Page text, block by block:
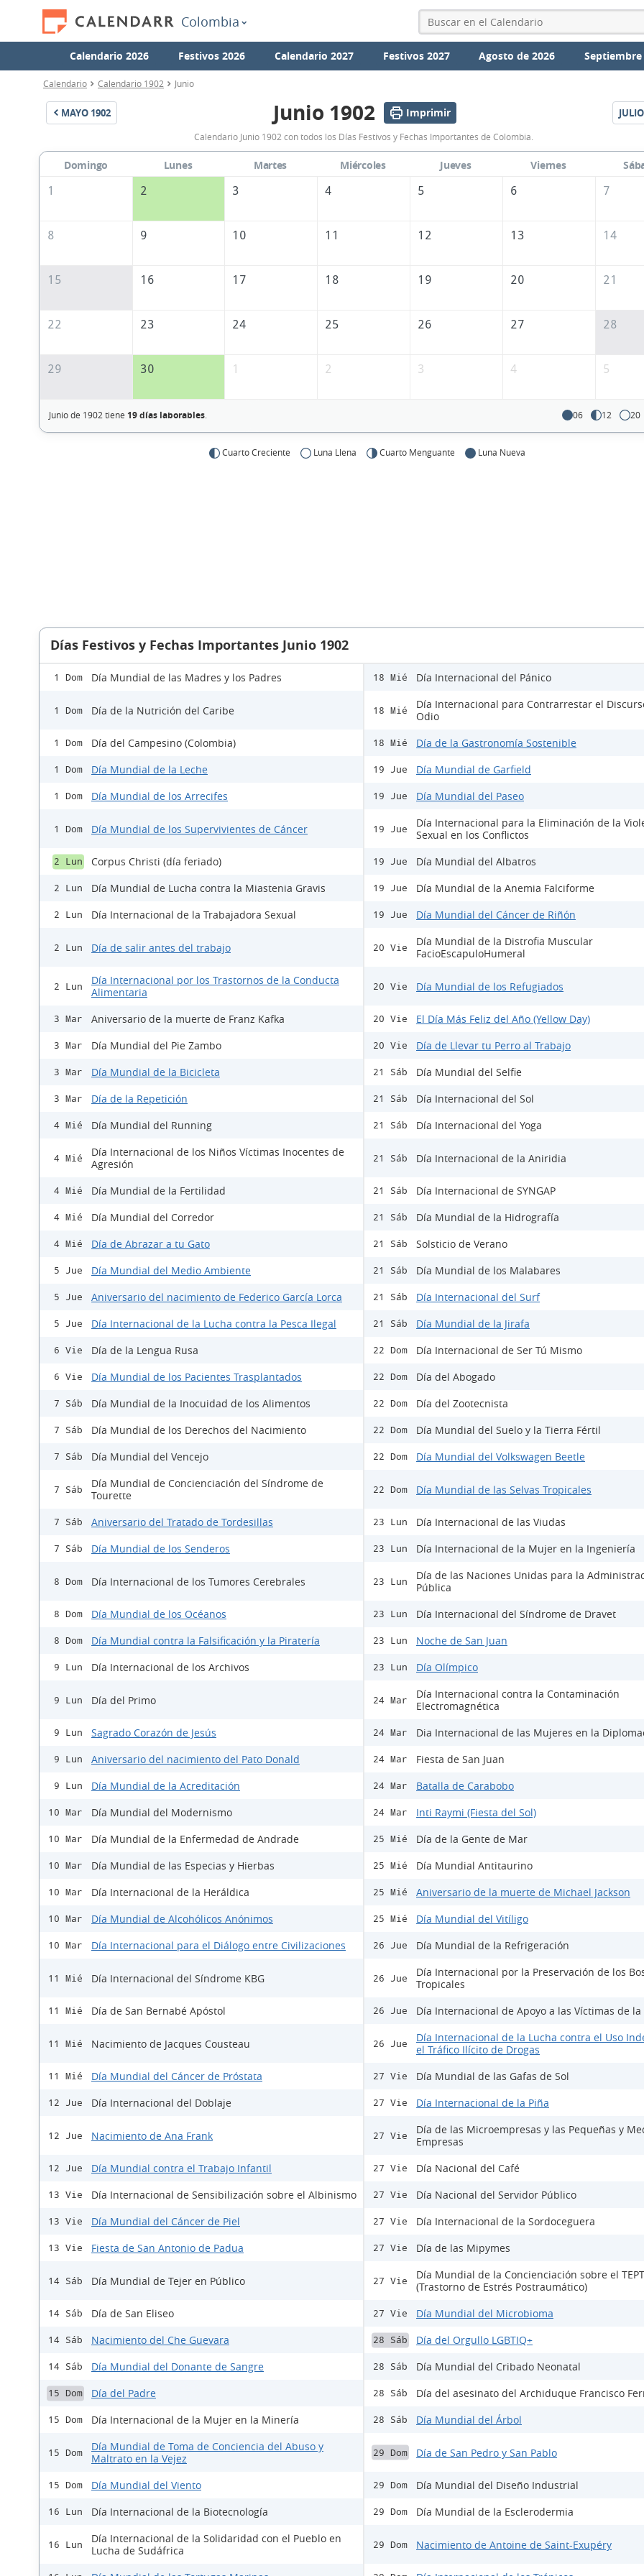
Colombia
Calendario 2026 Festivos 2026 Calendario 2027 Festivos 2027 Agosto de 2026 Septiembre
Calendario Calendario 1902 Junio
MAYO 1902
Calendario
Junio
1902
Colombia
Junio 1902 Imprimir JULIO
Calendario Junio 1902 con todos los Días Festivos y Fechas Importantes de Colombia.
Domingo Lunes Martes Miércoles Jueves Viernes
1
2 3 4 5 6 7
8 9 10 11 12 13 14
15 16 17 18 19 20 21
22 23 24 25 26 27 28
29 30 1 2 3 4 5
Junio de 1902 tiene 19 días laborables. 06 12 20
Cuarto Creciente Luna Llena Cuarto Menguante Luna Nueva
Días Festivos y Fechas Importantes Junio 1902
1 Dom Día Mundial de las Madres y los Padres
1 Dom Día de la Nutrición del Caribe
1 Dom Día del Campesino (Colombia)
1 Dom Día Mundial de la Leche
1 Dom Día Mundial de los Arrecifes
1 Dom Día Mundial de los Supervivientes de Cáncer
2 Lun Corpus Christi (día feriado)
2 Lun Día Mundial de Lucha contra la Miastenia Gravis
2 Lun Día Internacional de la Trabajadora Sexual
2 Lun Día de salir antes del trabajo
2 Lun
Día Internacional por los Trastornos de la Conducta
Alimentaria
3 Mar Aniversario de la muerte de Franz Kafka
3 Mar Día Mundial del Pie Zambo
3 Mar Día Mundial de la Bicicleta
3 Mar Día de la Repetición
4 Mié Día Mundial del Running
4 Mié
Día Internacional de los Niños Víctimas Inocentes de
Agresión
4 Mié Día Mundial de la Fertilidad
4 Mié Día Mundial del Corredor
4 Mié Día de Abrazar a tu Gato
5 Jue Día Mundial del Medio Ambiente
5 Jue Aniversario del nacimiento de Federico García Lorca
5 Jue Día Internacional de la Lucha contra la Pesca Ilegal
6 Vie Día de la Lengua Rusa
6 Vie Día Mundial de los Pacientes Trasplantados
7 Sáb Día Mundial de la Inocuidad de los Alimentos
7 Sáb Día Mundial de los Derechos del Nacimiento
7 Sáb Día Mundial del Vencejo
7 Sáb
Día Mundial de Concienciación del Síndrome de
Tourette
7 Sáb Aniversario del Tratado de Tordesillas
7 Sáb Día Mundial de los Senderos
8 Dom Día Internacional de los Tumores Cerebrales
8 Dom Día Mundial de los Océanos
8 Dom Día Mundial contra la Falsificación y la Piratería
9 Lun Día Internacional de los Archivos
9 Lun Día del Primo
9 Lun Sagrado Corazón de Jesús
9 Lun Aniversario del nacimiento del Pato Donald
9 Lun Día Mundial de la Acreditación
10 Mar Día Mundial del Modernismo
10 Mar Día Mundial de la Enfermedad de Andrade
10 Mar Día Mundial de las Especias y Hierbas
10 Mar Día Internacional de la Heráldica
10 Mar Día Mundial de Alcohólicos Anónimos
10 Mar Día Internacional para el Diálogo entre Civilizaciones
11 Mié Día Internacional del Síndrome KBG
11 Mié Día de San Bernabé Apóstol
11 Mié Nacimiento de Jacques Cousteau
11 Mié Día Mundial del Cáncer de Próstata
12 Jue Día Internacional del Doblaje
12 Jue Nacimiento de Ana Frank
12 Jue Día Mundial contra el Trabajo Infantil
13 Vie Día Internacional de Sensibilización sobre el Albinismo
13 Vie Día Mundial del Cáncer de Piel
13 Vie Fiesta de San Antonio de Padua
14 Sáb Día Mundial de Tejer en Público
14 Sáb Día de San Eliseo
14 Sáb Nacimiento del Che Guevara
14 Sáb Día Mundial del Donante de Sangre
15 Dom Día del Padre
15 Dom Día Internacional de la Mujer en la Minería
15 Dom
Día Mundial de Toma de Conciencia del Abuso y
Maltrato en la Vejez
15 Dom Día Mundial del Viento
16 Lun Día Internacional de la Biotecnología
16 Lun
Día Internacional de la Solidaridad con el Pueblo en
Lucha de Sudáfrica
18 Mié Día Internacional del Pánico
18 Mié
Día Internacional para Contrarrestar el
Odio
18 Mié Día de la Gastronomía Sostenible
19 Jue Día Mundial de Garfield
19 Jue Día Mundial del Paseo
19 Jue
Día Internacional para la Eliminación de la
Sexual en los Conflictos
19 Jue Día Mundial del Albatros
19 Jue Día Mundial de la Anemia Falciforme
19 Jue Día Mundial del Cáncer de Riñón
20 Vie
Día Mundial de la Distrofia Muscular
FacioEscapuloHumeral
20 Vie Día Mundial de los Refugiados
20 Vie El Día Más Feliz del Año (Yellow Day)
20 Vie Día de Llevar tu Perro al Trabajo
21 Sáb Día Mundial del Selfie
21 Sáb Día Internacional del Sol
21 Sáb Día Internacional del Yoga
21 Sáb Día Internacional de la Aniridia
21 Sáb Día Internacional de SYNGAP
21 Sáb Día Mundial de la Hidrografía
21 Sáb Solsticio de Verano
21 Sáb Día Mundial de los Malabares
21 Sáb Día Internacional del Surf
21 Sáb Día Mundial de la Jirafa
22 Dom Día Internacional de Ser Tú Mismo
22 Dom Día del Abogado
22 Dom Día del Zootecnista
22 Dom Día Mundial del Suelo y la Tierra Fértil
22 Dom Día Mundial del Volkswagen Beetle
22 Dom Día Mundial de las Selvas Tropicales
23 Lun Día Internacional de las Viudas
23 Lun Día Internacional de la Mujer en la Ingeniería
23 Lun
Día de las Naciones Unidas para la
Pública
23 Lun Día Internacional del Síndrome de Dravet
23 Lun Noche de San Juan
23 Lun Día Olímpico
24 Mar
Día Internacional contra la Contaminación
Electromagnética
24 Mar Dia Internacional de las Mujeres en la
24 Mar Fiesta de San Juan
24 Mar Batalla de Carabobo
24 Mar Inti Raymi (Fiesta del Sol)
25 Mié Día de la Gente de Mar
25 Mié Día Mundial Antitaurino
25 Mié Aniversario de la muerte de Michael Jackson
25 Mié Día Mundial del Vitíligo
26 Jue Día Mundial de la Refrigeración
26 Jue
Día Internacional por la Preservación de los
Tropicales
26 Jue Día Internacional de Apoyo a las Víctimas de
26 Jue
Día Internacional de la Lucha contra el Uso
el Tráfico Ilícito de Drogas
27 Vie Día Mundial de las Gafas de Sol
27 Vie Día Internacional de la Piña
27 Vie
Día de las Microempresas y las Pequeñas y
Empresas
27 Vie Día Nacional del Café
27 Vie Día Nacional del Servidor Público
27 Vie Día Internacional de la Sordoceguera
27 Vie Día de las Mipymes
27 Vie
Día Mundial de la Concienciación sobre el TEPT
(Trastorno de Estrés Postraumático)
27 Vie Día Mundial del Microbioma
28 Sáb Día del Orgullo LGBTIQ+
28 Sáb Día Mundial del Cribado Neonatal
28 Sáb Día del asesinato del Archiduque Francisco
28 Sáb Día Mundial del Árbol
29 Dom Día de San Pedro y San Pablo
29 Dom Día Mundial del Diseño Industrial
29 Dom Día Mundial de la Esclerodermia
29 Dom Nacimiento de Antoine de Saint-Exupéry